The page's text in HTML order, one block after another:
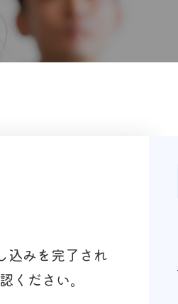
込みを完了され
ください。